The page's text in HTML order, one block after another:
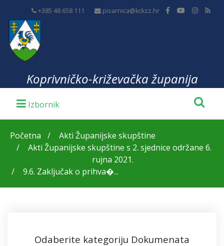
+385 48 658 111 pisarnica@kckzz.hr
Koprivničko-križevačka županija
Početna
Akti Županijske skupštine
Akti Županijske skupštine s 2. sjednice održane 6.
rujna 2021.
9.6. Zaključak o prihva�...
Odaberite kategoriju Dokumenata